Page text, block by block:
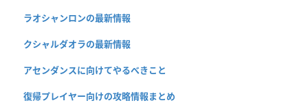
ラオシャンロンの最新情報
クシャルダオラの最新情報
アセンダンスに向けてやるべきこと
復帰プレイヤー向けの攻略情報まとめ